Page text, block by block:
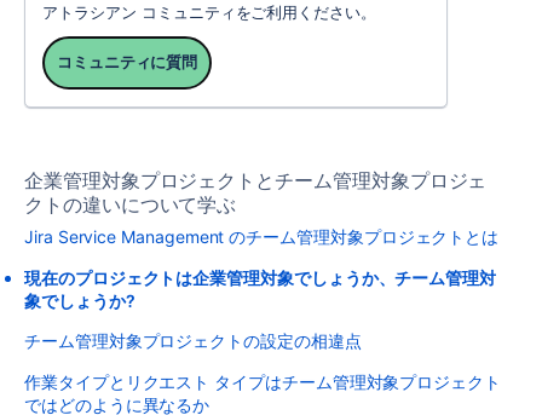
アトラシアン コミュニティをご利用ください。
コミュニティに質問
企業管理対象プロジェクトとチーム管理対象プロジェ
クトの違いについて学ぶ
Jira Service Management のチーム管理対象プロジェクトとは
現在のプロジェクトは企業管理対象でしょうか、チーム管理対
象でしょうか?
チーム管理対象プロジェクトの設定の相違点
作業タイプとリクエスト タイプはチーム管理対象プロジェクト
ではどのように異なるか